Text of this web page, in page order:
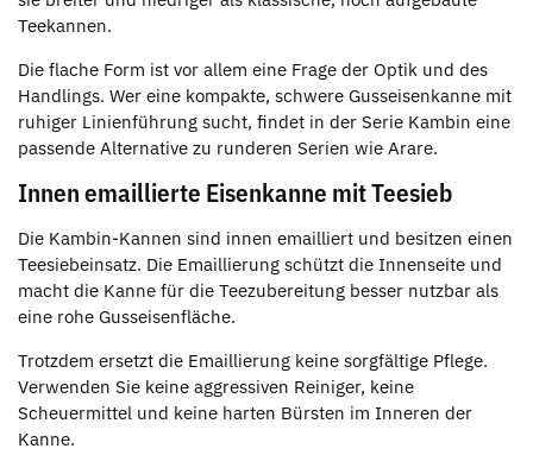
Teekannen.
Die flache Form ist vor allem eine Frage der Optik und des
Handlings. Wer eine kompakte, schwere Gusseisenkanne mit
ruhiger Linienführung sucht, findet in der Serie Kambin eine
passende Alternative zu runderen Serien wie Arare.
Innen emaillierte Eisenkanne mit Teesieb
Die Kambin-Kannen sind innen emailliert und besitzen einen
Teesiebeinsatz. Die Emaillierung schützt die Innenseite und
macht die Kanne für die Teezubereitung besser nutzbar als
eine rohe Gusseisenfläche.
Trotzdem ersetzt die Emaillierung keine sorgfältige Pflege.
Verwenden Sie keine aggressiven Reiniger, keine
Scheuermittel und keine harten Bürsten im Inneren der
Kanne.